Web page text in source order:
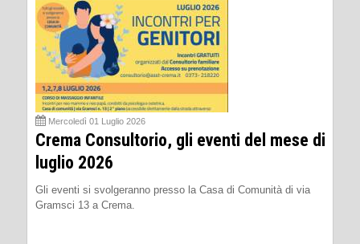
Mercoledì 01 Luglio 2026
Crema Consultorio, gli eventi del mese di
luglio 2026
Gli eventi si svolgeranno presso la Casa di Comunità di via
Gramsci 13 a Crema.